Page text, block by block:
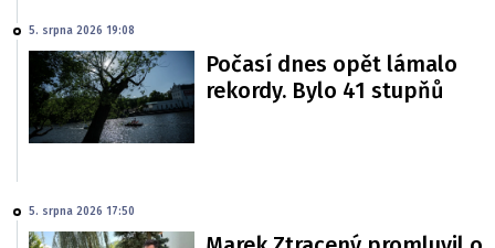
5. srpna 2026 19:08
Počasí dnes opět lámalo
rekordy. Bylo 41 stupňů
5. srpna 2026 17:50